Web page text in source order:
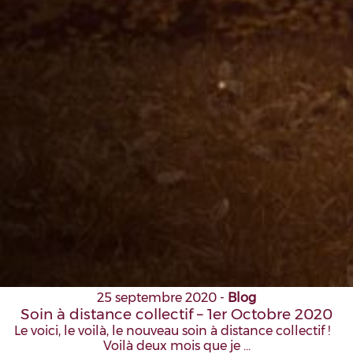
25 septembre 2020 - Blog
Soin à distance collectif – 1er Octobre 2020
Le voici, le voilà, le nouveau soin à distance collectif !
Voilà deux mois que je …